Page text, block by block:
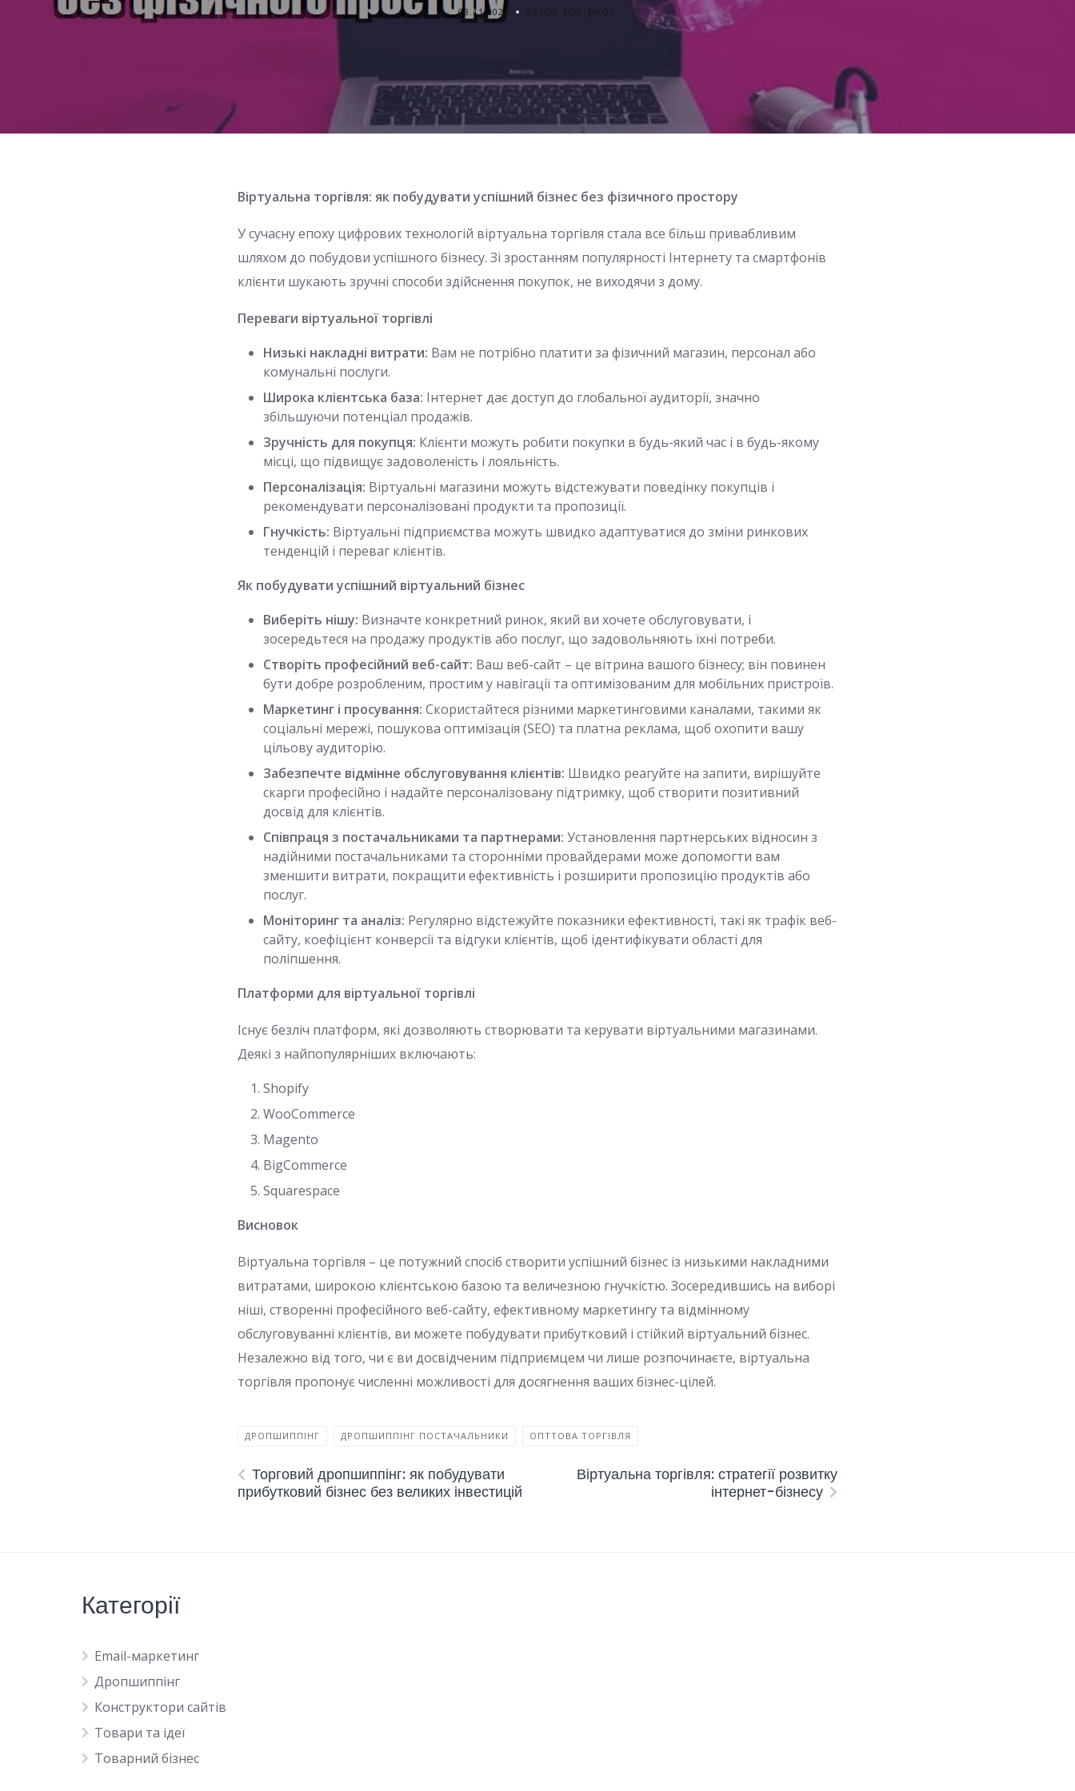
03.11.2024 АВТОР TOP_DROP
Віртуальна торгівля: як побудувати успішний бізнес без фізичного простору
У сучасну епоху цифрових технологій віртуальна торгівля стала все більш привабливим
шляхом до побудови успішного бізнесу. Зі зростанням популярності Інтернету та смартфонів
клієнти шукають зручні способи здійснення покупок, не виходячи з дому.
Переваги віртуальної торгівлі
Низькі накладні витрати: Вам не потрібно платити за фізичний магазин, персонал або
комунальні послуги.
Широка клієнтська база: Інтернет дає доступ до глобальної аудиторії, значно
збільшуючи потенціал продажів.
Зручність для покупця: Клієнти можуть робити покупки в будь-який час і в будь-якому
місці, що підвищує задоволеність і лояльність.
Персоналізація: Віртуальні магазини можуть відстежувати поведінку покупців і
рекомендувати персоналізовані продукти та пропозиції.
Гнучкість: Віртуальні підприємства можуть швидко адаптуватися до зміни ринкових
тенденцій і переваг клієнтів.
Як побудувати успішний віртуальний бізнес
Виберіть нішу: Визначте конкретний ринок, який ви хочете обслуговувати, і
зосередьтеся на продажу продуктів або послуг, що задовольняють їхні потреби.
Створіть професійний веб-сайт: Ваш веб-сайт – це вітрина вашого бізнесу; він повинен
бути добре розробленим, простим у навігації та оптимізованим для мобільних пристроїв.
Маркетинг і просування: Скористайтеся різними маркетинговими каналами, такими як
соціальні мережі, пошукова оптимізація (SEO) та платна реклама, щоб охопити вашу
цільову аудиторію.
Забезпечте відмінне обслуговування клієнтів: Швидко реагуйте на запити, вирішуйте
скарги професійно і надайте персоналізовану підтримку, щоб створити позитивний
досвід для клієнтів.
Співпраця з постачальниками та партнерами: Установлення партнерських відносин з
надійними постачальниками та сторонніми провайдерами може допомогти вам
зменшити витрати, покращити ефективність і розширити пропозицію продуктів або
послуг.
Моніторинг та аналіз: Регулярно відстежуйте показники ефективності, такі як трафік веб-
сайту, коефіцієнт конверсії та відгуки клієнтів, щоб ідентифікувати області для
поліпшення.
Платформи для віртуальної торгівлі
Існує безліч платформ, які дозволяють створювати та керувати віртуальними магазинами.
Деякі з найпопулярніших включають:
Shopify
WooCommerce
Magento
BigCommerce
Squarespace
Висновок
Віртуальна торгівля – це потужний спосіб створити успішний бізнес із низькими накладними
витратами, широкою клієнтською базою та величезною гнучкістю. Зосередившись на виборі
ніші, створенні професійного веб-сайту, ефективному маркетингу та відмінному
обслуговуванні клієнтів, ви можете побудувати прибутковий і стійкий віртуальний бізнес.
Незалежно від того, чи є ви досвідченим підприємцем чи лише розпочинаєте, віртуальна
торгівля пропонує численні можливості для досягнення ваших бізнес-цілей.
ДРОПШИППІНГ ДРОПШИППІНГ ПОСТАЧАЛЬНИКИ ОПТТОВА ТОРГІВЛЯ
Торговий дропшиппінг: як побудувати
прибутковий бізнес без великих інвестицій
Віртуальна торгівля: стратегії розвитку
інтернет-бізнесу
Категорії
Email-маркетинг
Дропшиппінг
Конструктори сайтів
Товари та ідеї
Товарний бізнес